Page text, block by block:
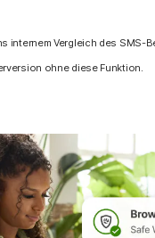
internem Vergleich des SMS-
ohne diese Funktion.